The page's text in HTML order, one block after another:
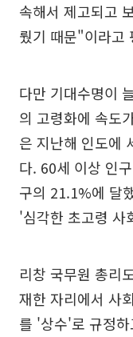
속해서 제고되고
뤘기 때문"이라고
다만 기대수명이
의 고령화에 속도
은 지난해 인도에
다. 60세 이상 인
구의 21.1%에 달
'심각한 초고령 사
리창 국무원 총리
재한 자리에서 사
를 '상수'로 규정